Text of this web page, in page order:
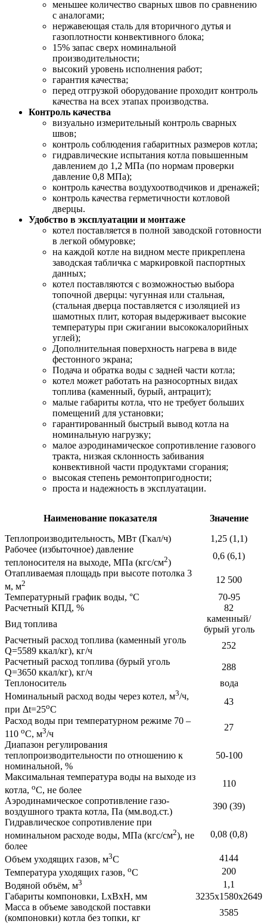
меньшее количество сварных швов по сравнению
с аналогами;
нержавеющая сталь для вторичного дутья и
газоплотности конвективного блока;
15% запас сверх номинальной
производительности;
высокий уровень исполнения работ;
гарантия качества;
перед отгрузкой оборудование проходит контроль
качества на всех этапах производства.
Контроль качества
визуально измерительный контроль сварных
швов;
контроль соблюдения габаритных размеров котла;
гидравлические испытания котла повышенным
давлением до 1,2 МПа (по нормам проверки
давление 0,8 МПа);
контроль качества воздухоотводчиков и дренажей;
контроль качества герметичности котловой
дверцы.
Удобство в эксплуатации и монтаже
котел поставляется в полной заводской готовности
в легкой обмуровке;
на каждой котле на видном месте прикреплена
заводская табличка с маркировкой паспортных
данных;
котел поставляются с возможностью выбора
топочной дверцы: чугунная или стальная,
(стальная дверца поставляется с изоляцией из
шамотных плит, которая выдерживает высокие
температуры при сжигании высококалорийных
углей);
Дополнительная поверхность нагрева в виде
фестонного экрана;
Подача и обратка воды с задней части котла;
котел может работать на разносортных видах
топлива (каменный, бурый, антрацит);
малые габариты котла, что не требует больших
помещений для установки;
гарантированный быстрый вывод котла на
номинальную нагрузку;
малое аэродинамическое сопротивление газового
тракта, низкая склонность забивания
конвективной части продуктами сгорания;
высокая степень ремонтопригодности;
проста и надежность в эксплуатации.
Наименование показателя
Значение
Теплопроизводительность, МВт (Гкал/ч)
1,25 (1,1)
Рабочее (избыточное) давление
теплоносителя на выходе, МПа (кгс/см2)
0,6 (6,1)
Отапливаемая площадь при высоте потолка 3
м, м2
12 500
Температурный график воды, °С
70-95
Расчетный КПД, %
82
Вид топлива
каменный/
бурый уголь
Расчетный расход топлива (каменный уголь
Q=5589 ккал/кг), кг/ч
252
Расчетный расход топлива (бурый уголь
Q=3650 ккал/кг), кг/ч
288
Теплоноситель
вода
Номинальный расход воды через котел, м3/ч,
при Δt=25оС
43
Расход воды при температурном режиме 70 –
110 оС, м3/ч
27
Диапазон регулирования
теплопроизводительности по отношению к
номинальной, %
50-100
Максимальная температура воды на выходе из
котла, оС, не более
110
Аэродинамическое сопротивление газо-
воздушного тракта котла, Па (мм.вод.ст.)
390 (39)
Гидравлическое сопротивление при
номинальном расходе воды, МПа (кгс/см2), не
более
0,08 (0,8)
Объем уходящих газов, м3С
4144
Температура уходящих газов, оС
200
Водяной объём, м3
1,1
Габариты компоновки, LхВхH, мм
3235х1580х2649
Масса в объеме заводской поставки
(компоновки) котла без топки, кг
3585